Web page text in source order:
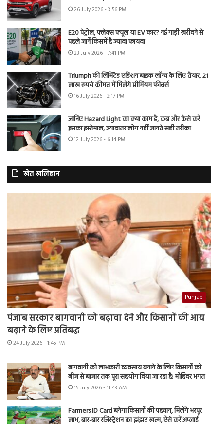
26 July 2026 - 3:56 PM
E20 पेट्रोल, फ्लेक्स फ्यूल या EV कार? नई गाड़ी खरीदने से
पहले जानें किसमें है ज्यादा फायदा
23 July 2026 - 7:41 PM
Triumph की लिमिटेड एडिशन बाइक लॉन्च के लिए तैयार, 21
लाख रुपये कीमत में मिलेंगे प्रीमियम फीचर्स
16 July 2026 - 3:17 PM
जानिए Hazard Light का क्या काम है, कब और कैसे करें
इसका इस्तेमाल, ज्यादातर लोग नहीं जानते सही तरीका
12 July 2026 - 6:14 PM
खेत खलिहान
Punjab
पंजाब सरकार बागवानी को बढ़ावा देने और किसानों की आय
बढ़ाने के लिए प्रतिबद्ध
24 July 2026 - 1:45 PM
बागवानी को लाभकारी व्यवसाय बनाने के लिए किसानों को
बीज से बाजार तक पूरा सहयोग दिया जा रहा है: मोहिंदर भगत
15 July 2026 - 11:43 AM
Farmers ID Card बनेगा किसानों की पहचान, मिलेंगे भरपूर
लाभ, बार-बार रजिस्ट्रेशन का झंझट खत्म, ऐसे करें अप्लाई